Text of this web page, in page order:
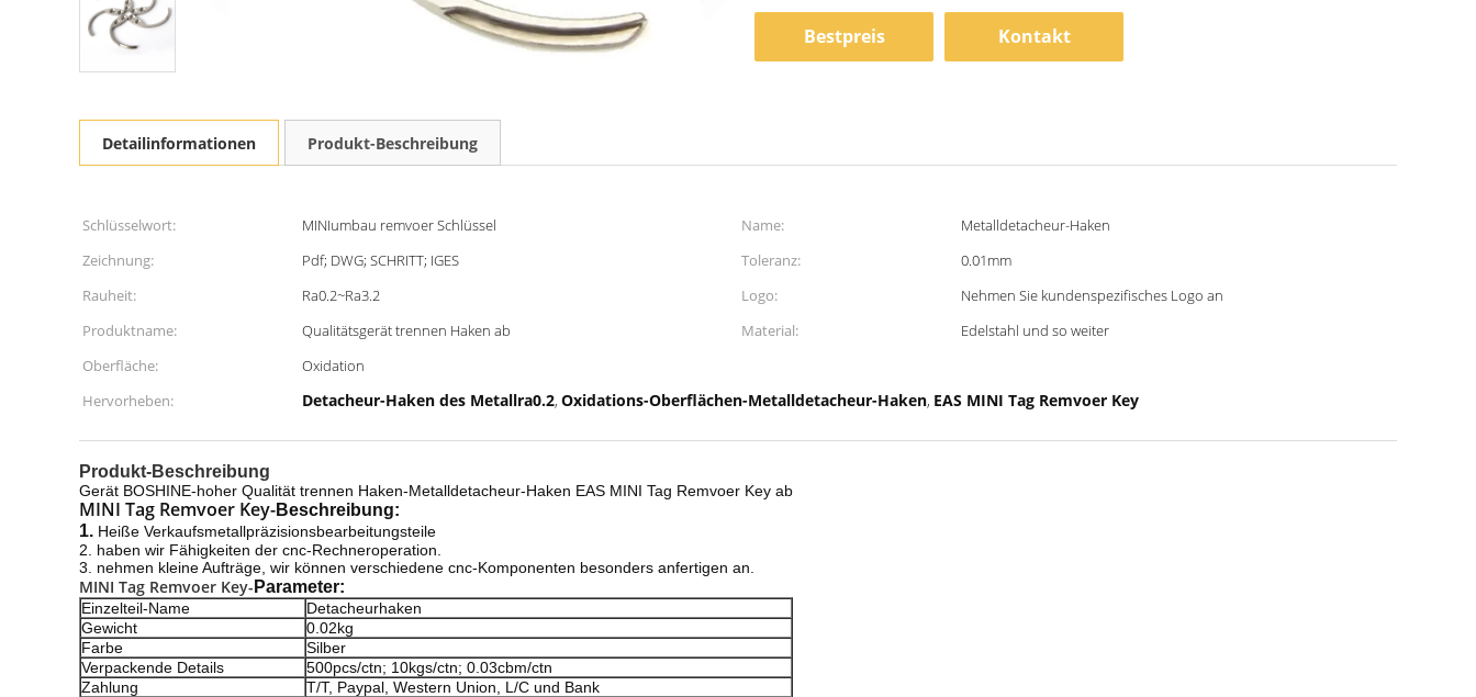
Bestpreis Kontakt
Detailinformationen Produkt-Beschreibung
Schlüsselwort: MINIumbau remvoer Schlüssel Name:
Metalldetacheur-Haken
Zeichnung:
Pdf; DWG; SCHRITT; IGES Toleranz:
0.01mm
Rauheit:
Ra0.2~Ra3.2 Logo:
Nehmen Sie kundenspezifisches Logo an
Produktname:
Qualitätsgerät trennen Haken ab Material:
Edelstahl und so weiter
Oberfläche:
Oxidation
Hervorheben:
Detacheur-Haken des Metallra0.2, Oxidations-Oberflächen-Metalldetacheur-Haken, EAS MINI Tag Remvoer Key
Produkt-Beschreibung
Gerät BOSHINE-hoher Qualität trennen Haken-Metalldetacheur-Haken EAS MINI Tag Remvoer Key ab
MINI Tag Remvoer Key-Beschreibung:
1. Heiße Verkaufsmetallpräzisionsbearbeitungsteile
2. haben wir Fähigkeiten der cnc-Rechneroperation.
3. nehmen kleine Aufträge, wir können verschiedene cnc-Komponenten besonders anfertigen an.
MINI Tag Remvoer Key- Parameter:
Einzelteil-Name
Detacheurhaken
Gewicht
0.02kg
Farbe
Silber
Verpackende Details
500pcs/ctn; 10kgs/ctn; 0.03cbm/ctn
Zahlung
T/T, Paypal, Western Union, L/C und Bank